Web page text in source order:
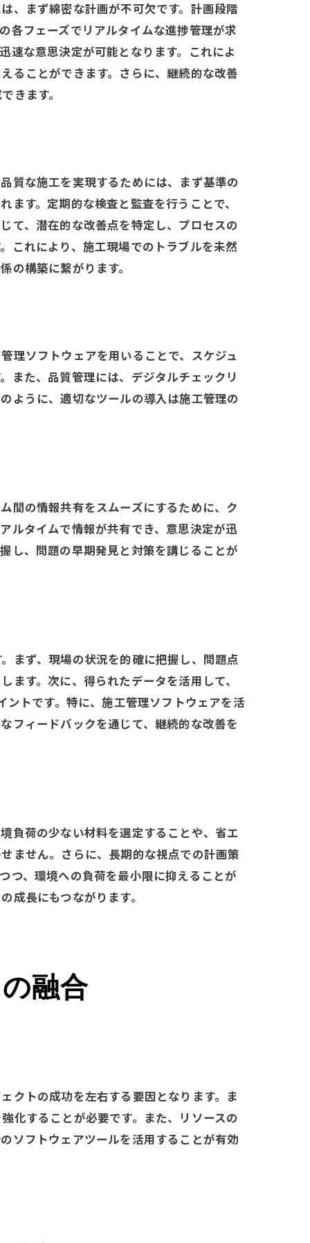
、まず綿密な計画が不可欠です。計画段階
各フェーズでリアルタイムな進捗管理が求
速な意思決定が可能となります。これによ
ることができます。さらに、継続的な改善
きます。
質な施工を実現するためには、まず基準の
す。定期的な検査と監査を行うことで、
て、潜在的な改善点を特定し、プロセスの
これにより、施工現場でのトラブルを未然
構築に繋がります。
理ソフトウェアを用いることで、スケジュ
また、品質管理には、デジタルチェックリ
ように、適切なツールの導入は施工管理の
間の情報共有をスムーズにするために、ク
ルタイムで情報が共有でき、意思決定が迅
し、問題の早期発見と対策を講じることが
まず、現場の状況を的確に把握し、問題点
す。次に、得られたデータを活用して、
トです。特に、施工管理ソフトウェアを活
フィードバックを通じて、継続的な改善を
負荷の少ない材料を選定することや、省エ
ません。さらに、長期的な視点での計画策
つ、環境への負荷を最小限に抑えることが
成長にもつながります。
融合
クトの成功を左右する要因となります。ま
化することが必要です。また、リソースの
ソフトウェアツールを活用することが有効